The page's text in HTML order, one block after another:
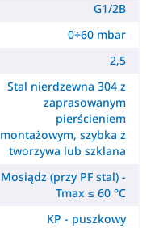
G1/2B
0÷60 mbar
2,5
Stal nierdzewna 304 z
zaprasowanym
pierścieniem
montażowym, szybka z
tworzywa lub szklana
Mosiądz (przy PF stal) -
Tmax ≤ 60 °C
KP - puszkowy